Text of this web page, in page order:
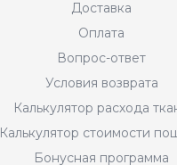
Доставка
Оплата
Вопрос-ответ
Условия возврата
Калькулятор расхода
Калькулятор стоимости
Бонусная программа